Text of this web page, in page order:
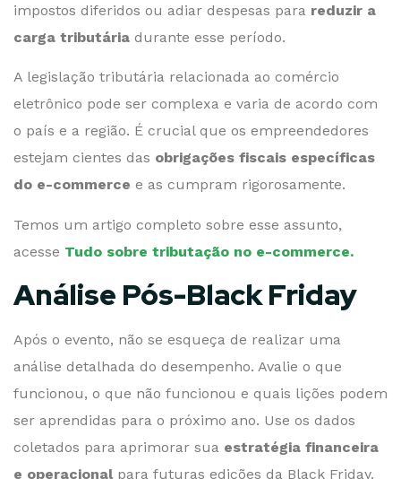
impostos diferidos ou adiar despesas para reduzir a
carga tributária durante esse período.
A legislação tributária relacionada ao comércio
eletrônico pode ser complexa e varia de acordo com
o país e a região. É crucial que os empreendedores
estejam cientes das obrigações fiscais específicas
do e-commerce e as cumpram rigorosamente.
Temos um artigo completo sobre esse assunto,
acesse Tudo sobre tributação no e-commerce.
Análise Pós-Black Friday
Após o evento, não se esqueça de realizar uma
análise detalhada do desempenho. Avalie o que
funcionou, o que não funcionou e quais lições podem
ser aprendidas para o próximo ano. Use os dados
coletados para aprimorar sua estratégia financeira
e operacionalpara futuras edições da Black Friday.